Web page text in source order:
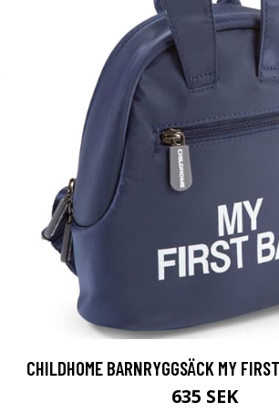
CHILDHOME BARNRYGGSÄCK MY
635 SEK